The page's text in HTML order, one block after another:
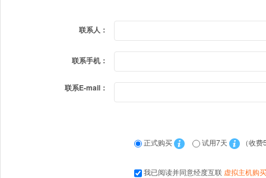
联系人：
联系手机：
联系E-mail：
正式购买 试用7天 （收费
我已阅读并同意经度互联 虚拟主机购